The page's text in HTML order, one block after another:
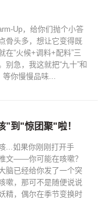
Up，给你们抛个小答
骨头多，想让它变得既
在“火候+调料+配料”三
别急，我这就把“九十”和
等你慢慢品味...
”到"惊团聚"啦！
...如果你刚刚打开手
文——你可能在咳嗽？
脑已经给你发了一个突
嗽，那可不是随便说说
精，偶尔在季节变换时